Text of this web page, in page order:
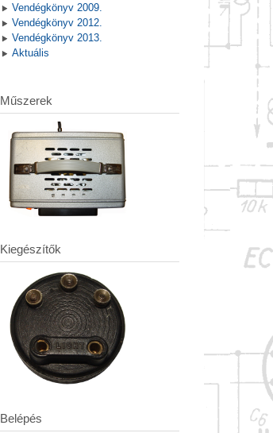
Vendégkönyv 2009.
Vendégkönyv 2012.
Vendégkönyv 2013.
Aktuális
Műszerek
Kiegészítők
Belépés